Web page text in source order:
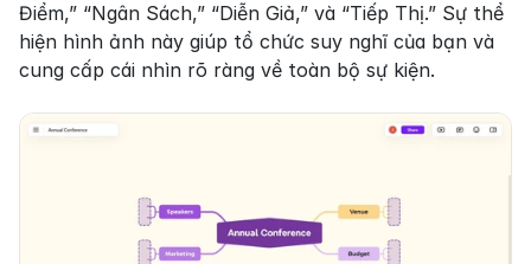
Điểm,” “Ngân Sách,” “Diễn Giả,” và “Tiếp Thị.” Sự thể
hiện hình ảnh này giúp tổ chức suy nghĩ của bạn và
cung cấp cái nhìn rõ ràng về toàn bộ sự kiện.